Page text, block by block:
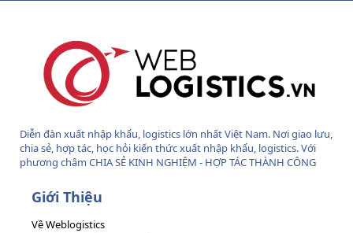
Diễn đàn xuất nhập khẩu, logistics lớn nhất Việt Nam. Nơi giao lưu,
chia sẻ, hợp tác, học hỏi kiến thức xuất nhập khẩu, logistics. Với
phương châm CHIA SẺ KINH NGHIỆM - HỢP TÁC THÀNH CÔNG
Giới Thiệu
Về Weblogistics